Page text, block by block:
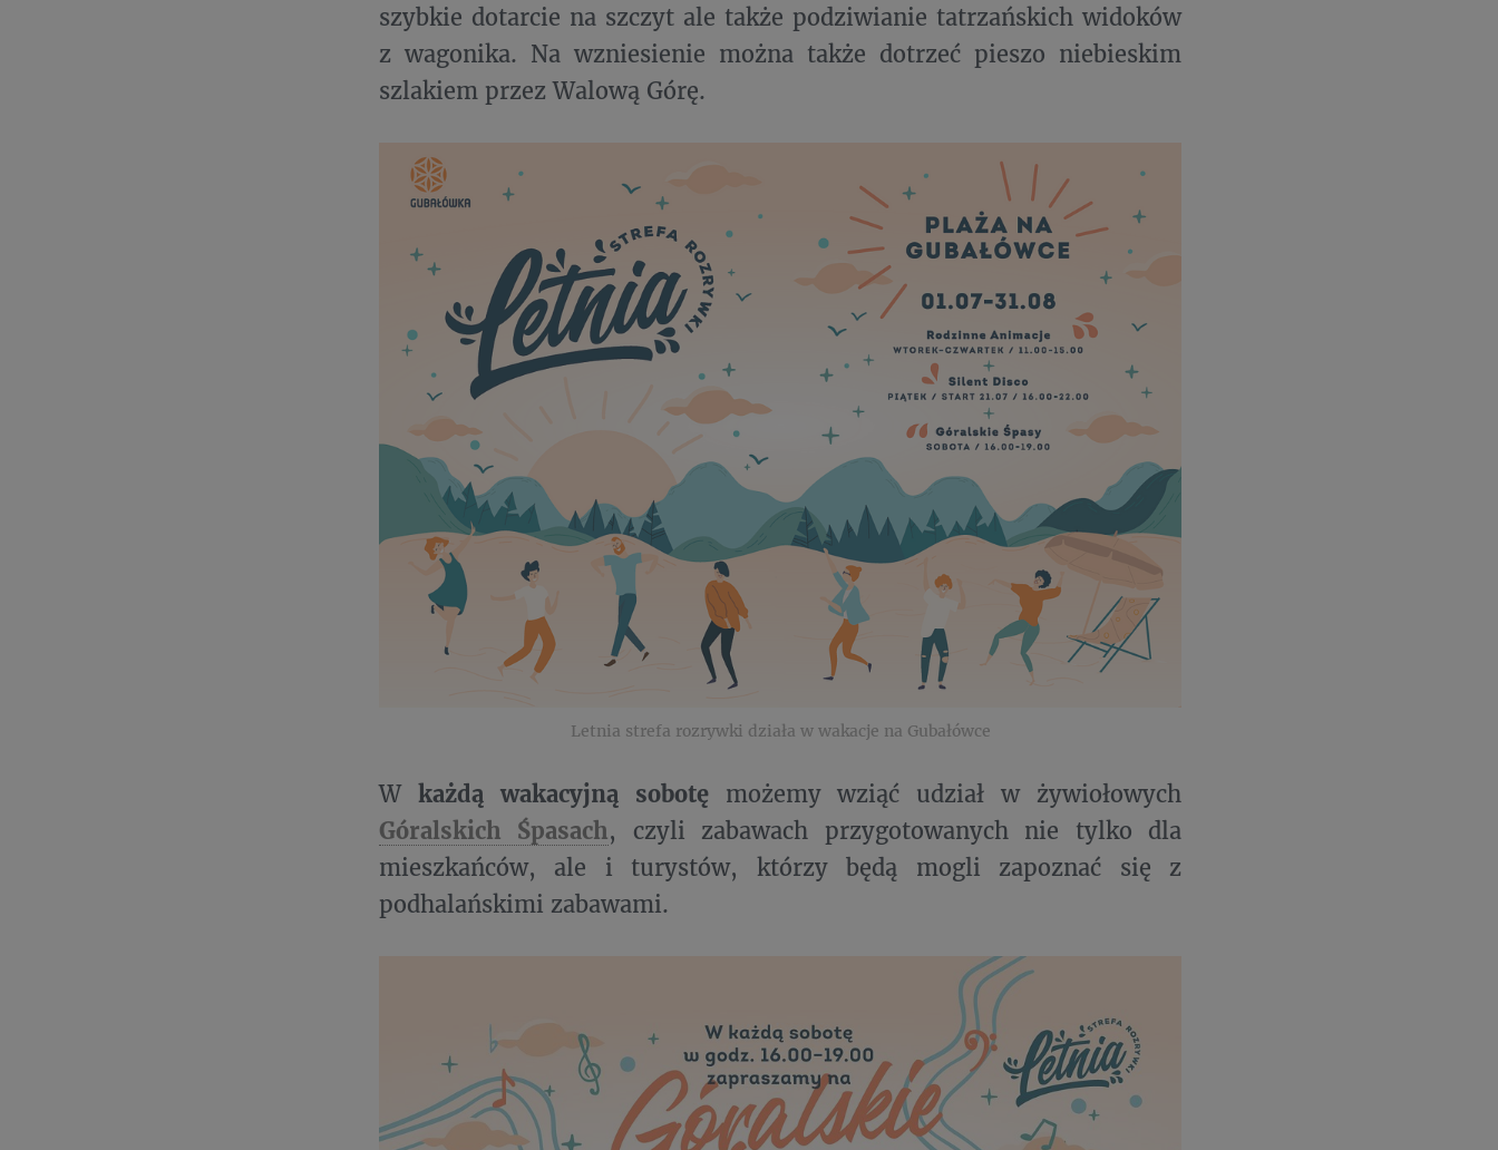
szybkie dotarcie na szczyt ale także podziwianie tatrzańskich widoków
z wagonika. Na wzniesienie można także dotrzeć pieszo niebieskim
szlakiem przez Walową Górę.
Letnia strefa rozrywki działa w wakacje na Gubałówce
W każdą wakacyjną sobotęmożemy wziąć udział w żywiołowych
Góralskich Śpasach, czyli zabawach przygotowanych nie tylko dla
mieszkańców, ale i turystów, którzy będą mogli zapoznać się z
podhalańskimi zabawami.